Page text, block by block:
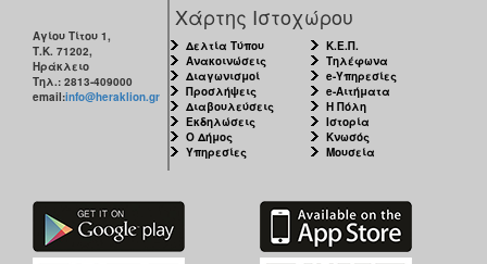
Αγίου Τίτου 1,
Τ.Κ. 71202,
Ηράκλειο
Τηλ.: 2813-409000
email:info@heraklion.gr
Χάρτης Ιστοχώρου
Δελτία Τύπου
Ανακοινώσεις
Διαγωνισμοί
Προσλήψεις
Διαβουλεύσεις
Εκδηλώσεις
Ο Δήμος
Υπηρεσίες
Κ.Ε.Π.
Τηλέφωνα
e-Υπηρεσίες
e-Αιτήματα
Η Πόλη
Ιστορία
Κνωσός
Μουσεία